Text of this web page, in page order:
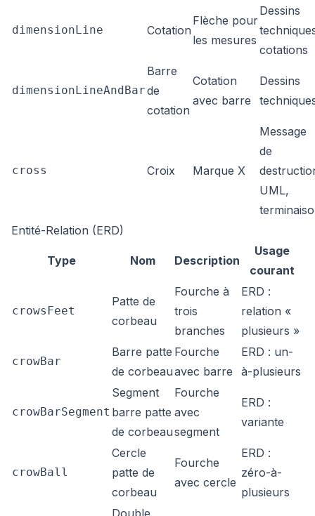
dimensionLine Cotation
Flèche pour
les mesures
Dessins
cotations
dimensionLineAndBar
Barre
de
cotation
Cotation
avec barre
Dessins
cross Croix Marque X
Message
de
UML,
Entité-Relation (ERD)
Type Nom Description
Usage
courant
crowsFeet
Patte de
corbeau
Fourche à
trois
branches
ERD :
relation «
plusieurs »
crowBar
Barre patte
de corbeau
Fourche
avec barre
ERD : un-
à-plusieurs
crowBarSegment
Segment
barre patte
de corbeau
Fourche
avec
segment
ERD :
variante
crowBall
Cercle
patte de
corbeau
Fourche
avec cercle
ERD :
zéro-à-
plusieurs
Double